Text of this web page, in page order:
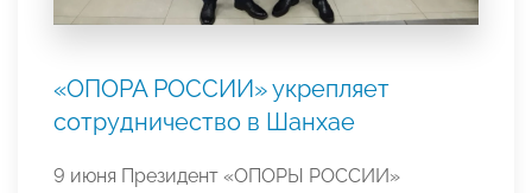
«ОПОРА РОССИИ» укрепляет
сотрудничество в Шанхае
9 июня Президент «ОПОРЫ РОССИИ»